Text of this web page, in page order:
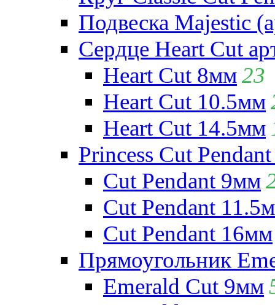
Подвеска Majestic
Сердце Heart Cut
Heart Cut 8мм23
Heart Cut 10.5мм
Heart Cut 14.5мм
Princess Cut
Cut Pendant 9мм
Cut Pendant
Cut Pendant 16мм
Прямоугольник
Emerald Cut 9мм